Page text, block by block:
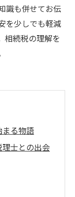
識も併せてお伝
を少しでも軽減
相続税の理解を
る物語
士との出会
する方法